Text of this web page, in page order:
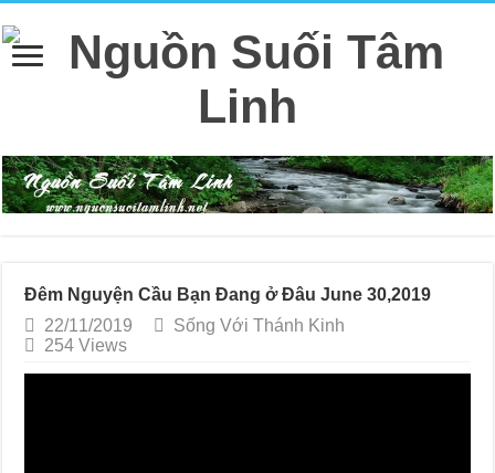
Đêm Nguyện Cầu Bạn Đang ở Đâu June 30,2019
22/11/2019
Sống Với Thánh Kinh
254 Views